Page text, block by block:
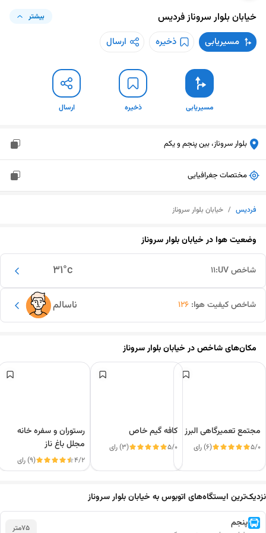
خیابان بلوار سرونازفردیس بیشتر
مسیریابی ذخیره ارسال
مسیریابی ذخیره ارسال
بلوار سروناز، بین پنجم و یکم
مختصات جغرافیایی
فردیس / خیابان بلوار سروناز
وضعیت هوا درخیابان بلوار سروناز
31°c شاخص UV: 11
ناسالم شاخص کیفیت هوا: 126
مکان‌های شاخص درخیابان بلوار سروناز
مجتمع تعمیرگاهی البرز
5/0 (6) رای
کافه گیم خاص
5/0 (3) رای
رستوران و سفره خانه
مجلل باغ ناز
4/2 (9) رای
نزدیک‌ترین ایستگاه‌های اتوبوس به خیابان بلوار سروناز
75متر پنجم